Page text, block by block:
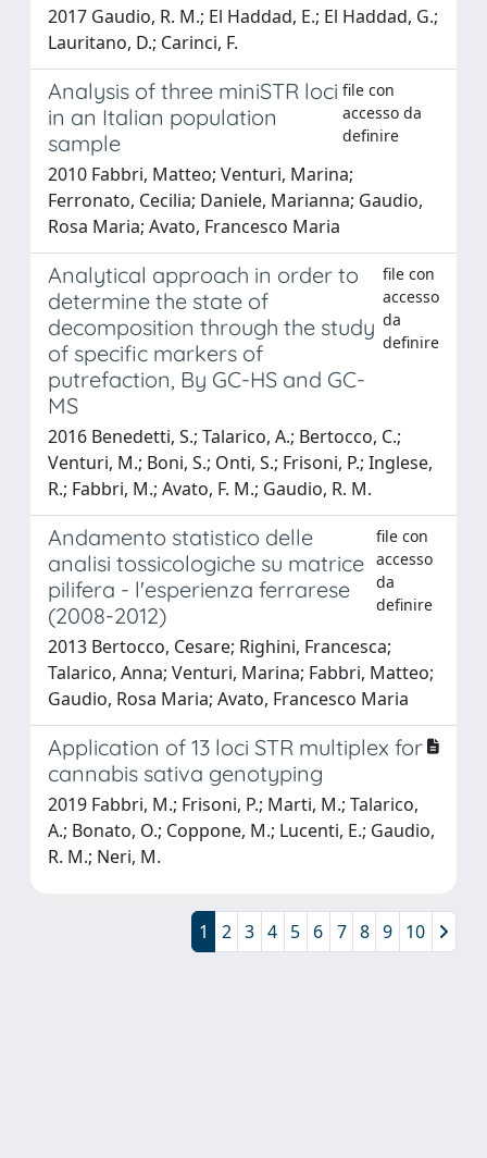
2017 Gaudio, R. M.; El Haddad, E.; El Haddad, G.;
Lauritano, D.; Carinci, F.
Analysis of three miniSTR loci
in an Italian population
sample
file con
accesso da
definire
2010 Fabbri, Matteo; Venturi, Marina;
Ferronato, Cecilia; Daniele, Marianna; Gaudio,
Rosa Maria; Avato, Francesco Maria
Analytical approach in order to
determine the state of
decomposition through the study
of specific markers of
putrefaction, By GC-HS and GC-
MS
file con
accesso
da
definire
2016 Benedetti, S.; Talarico, A.; Bertocco, C.;
Venturi, M.; Boni, S.; Onti, S.; Frisoni, P.; Inglese,
R.; Fabbri, M.; Avato, F. M.; Gaudio, R. M.
Andamento statistico delle
analisi tossicologiche su matrice
pilifera - l'esperienza ferrarese
(2008-2012)
file con
accesso
da
definire
2013 Bertocco, Cesare; Righini, Francesca;
Talarico, Anna; Venturi, Marina; Fabbri, Matteo;
Gaudio, Rosa Maria; Avato, Francesco Maria
Application of 13 loci STR multiplex for
cannabis sativa genotyping
2019 Fabbri, M.; Frisoni, P.; Marti, M.; Talarico,
A.; Bonato, O.; Coppone, M.; Lucenti, E.; Gaudio,
R. M.; Neri, M.
1 2 3 4 5 6 7 8 9 10